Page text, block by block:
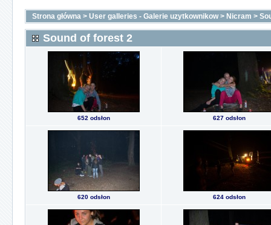
Strona główna > User galleries - Galerie uzytkownikow> Nicram >
Sound of forest 2
652 odsłon 627 odsłon
620 odsłon 624 odsłon